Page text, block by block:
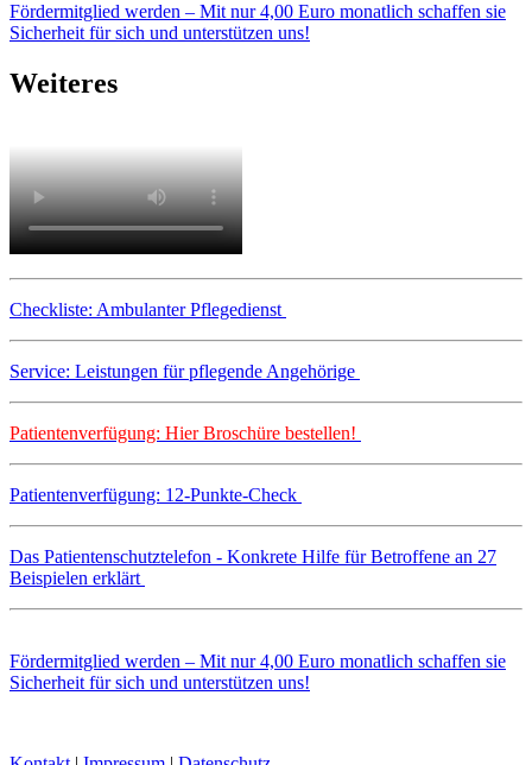
Fördermitglied werden – Mit nur 4,00 Euro monatlich schaffen sie
Sicherheit für sich und unterstützen uns!
Weiteres
Checkliste: Ambulanter Pflegedienst
Service: Leistungen für pflegende Angehörige
Patientenverfügung: Hier Broschüre bestellen!
Patientenverfügung: 12-Punkte-Check
Das Patientenschutztelefon - Konkrete Hilfe für Betroffene an 27
Beispielen erklärt
Fördermitglied werden – Mit nur 4,00 Euro monatlich schaffen sie
Sicherheit für sich und unterstützen uns!